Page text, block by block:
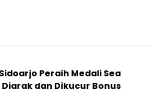
Peraih Medali Sea
Diarak dan Dikucur Bonus